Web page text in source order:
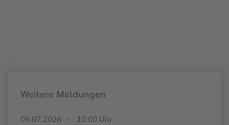
Weitere Meldungen
09.07.2026
10:00 Uhr